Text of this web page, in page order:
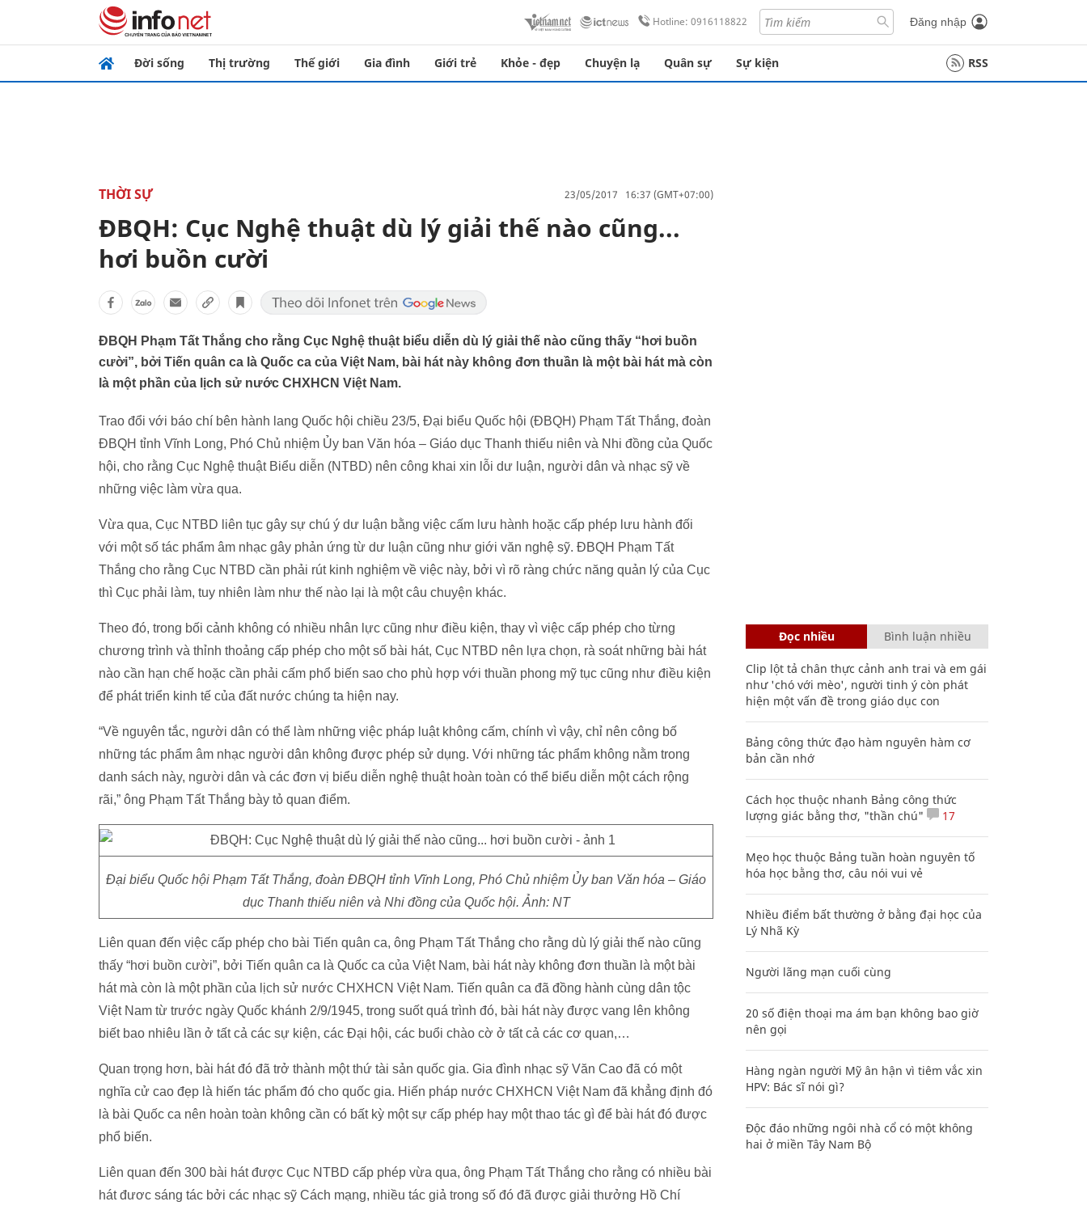
Hotline: 0916118822 Đăng nhập
Đời sống Thị trường Thế giới Gia đình Giới trẻ Khỏe - đẹp Chuyện lạ Quân sự Sự kiện RSS
THỜI SỰ 23/05/2017 16:37 (GMT+07:00)
ĐBQH: Cục Nghệ thuật dù lý giải thế nào cũng...
hơi buồn cười
ĐBQH Phạm Tất Thắng cho rằng Cục Nghệ thuật biểu diễn dù lý giải thế nào cũng thấy “hơi buồn
cười”, bởi Tiến quân ca là Quốc ca của Việt Nam, bài hát này không đơn thuần là một bài hát mà còn
là một phần của lịch sử nước CHXHCN Việt Nam.
Trao đổi với báo chí bên hành lang Quốc hội chiều 23/5, Đại biểu Quốc hội (ĐBQH) Phạm Tất Thắng, đoàn
ĐBQH tỉnh Vĩnh Long, Phó Chủ nhiệm Ủy ban Văn hóa – Giáo dục Thanh thiếu niên và Nhi đồng của Quốc
hội, cho rằng Cục Nghệ thuật Biểu diễn (NTBD) nên công khai xin lỗi dư luận, người dân và nhạc sỹ về
những việc làm vừa qua.
Vừa qua, Cục NTBD liên tục gây sự chú ý dư luận bằng việc cấm lưu hành hoặc cấp phép lưu hành đối
với một số tác phẩm âm nhạc gây phản ứng từ dư luận cũng như giới văn nghệ sỹ. ĐBQH Phạm Tất
Thắng cho rằng Cục NTBD cần phải rút kinh nghiệm về việc này, bởi vì rõ ràng chức năng quản lý của Cục
thì Cục phải làm, tuy nhiên làm như thế nào lại là một câu chuyện khác.
Theo đó, trong bối cảnh không có nhiều nhân lực cũng như điều kiện, thay vì việc cấp phép cho từng
chương trình và thỉnh thoảng cấp phép cho một số bài hát, Cục NTBD nên lựa chọn, rà soát những bài hát
nào cần hạn chế hoặc cần phải cấm phổ biến sao cho phù hợp với thuần phong mỹ tục cũng như điều kiện
để phát triển kinh tế của đất nước chúng ta hiện nay.
“Về nguyên tắc, người dân có thể làm những việc pháp luật không cấm, chính vì vậy, chỉ nên công bố
những tác phẩm âm nhạc người dân không được phép sử dụng. Với những tác phẩm không nằm trong
danh sách này, người dân và các đơn vị biểu diễn nghệ thuật hoàn toàn có thể biểu diễn một cách rộng
rãi,” ông Phạm Tất Thắng bày tỏ quan điểm.
Đại biểu Quốc hội Phạm Tất Thắng, đoàn ĐBQH tỉnh Vĩnh Long, Phó Chủ nhiệm Ủy ban Văn hóa – Giáo
dục Thanh thiếu niên và Nhi đồng của Quốc hội. Ảnh: NT
Liên quan đến việc cấp phép cho bài Tiến quân ca, ông Phạm Tất Thắng cho rằng dù lý giải thế nào cũng
thấy “hơi buồn cười”, bởi Tiến quân ca là Quốc ca của Việt Nam, bài hát này không đơn thuần là một bài
hát mà còn là một phần của lịch sử nước CHXHCN Việt Nam. Tiến quân ca đã đồng hành cùng dân tộc
Việt Nam từ trước ngày Quốc khánh 2/9/1945, trong suốt quá trình đó, bài hát này được vang lên không
biết bao nhiêu lần ở tất cả các sự kiện, các Đại hội, các buổi chào cờ ở tất cả các cơ quan,…
Quan trọng hơn, bài hát đó đã trở thành một thứ tài sản quốc gia. Gia đình nhạc sỹ Văn Cao đã có một
nghĩa cử cao đẹp là hiến tác phẩm đó cho quốc gia. Hiến pháp nước CHXHCN Việt Nam đã khẳng định đó
là bài Quốc ca nên hoàn toàn không cần có bất kỳ một sự cấp phép hay một thao tác gì để bài hát đó được
phổ biến.
Liên quan đến 300 bài hát được Cục NTBD cấp phép vừa qua, ông Phạm Tất Thắng cho rằng có nhiều bài
hát đươc sáng tác bởi các nhạc sỹ Cách mạng, nhiều tác giả trong số đó đã được giải thưởng Hồ Chí
Đọc nhiều Bình luận nhiều
Clip lột tả chân thực cảnh anh trai và em gái
như 'chó với mèo', người tinh ý còn phát
hiện một vấn đề trong giáo dục con
Bảng công thức đạo hàm nguyên hàm cơ
bản cần nhớ
Cách học thuộc nhanh Bảng công thức
lượng giác bằng thơ, "thần chú"
17
Mẹo học thuộc Bảng tuần hoàn nguyên tố
hóa học bằng thơ, câu nói vui vẻ
Nhiều điểm bất thường ở bằng đại học của
Lý Nhã Kỳ
Người lãng mạn cuối cùng
20 số điện thoại ma ám bạn không bao giờ
nên gọi
Hàng ngàn người Mỹ ân hận vì tiêm vắc xin
HPV: Bác sĩ nói gì?
Độc đáo những ngôi nhà cổ có một không
hai ở miền Tây Nam Bộ